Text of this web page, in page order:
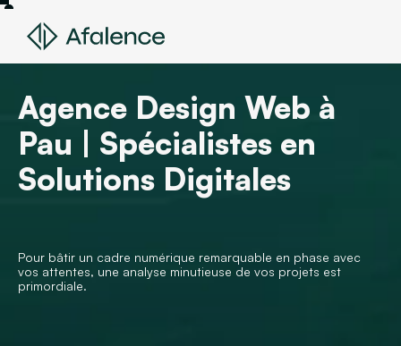
Agence Design Web à
Pau | Spécialistes en
Solutions Digitales
Pour bâtir un cadre numérique remarquable en phase avec
vos attentes, une analyse minutieuse de vos projets est
primordiale.